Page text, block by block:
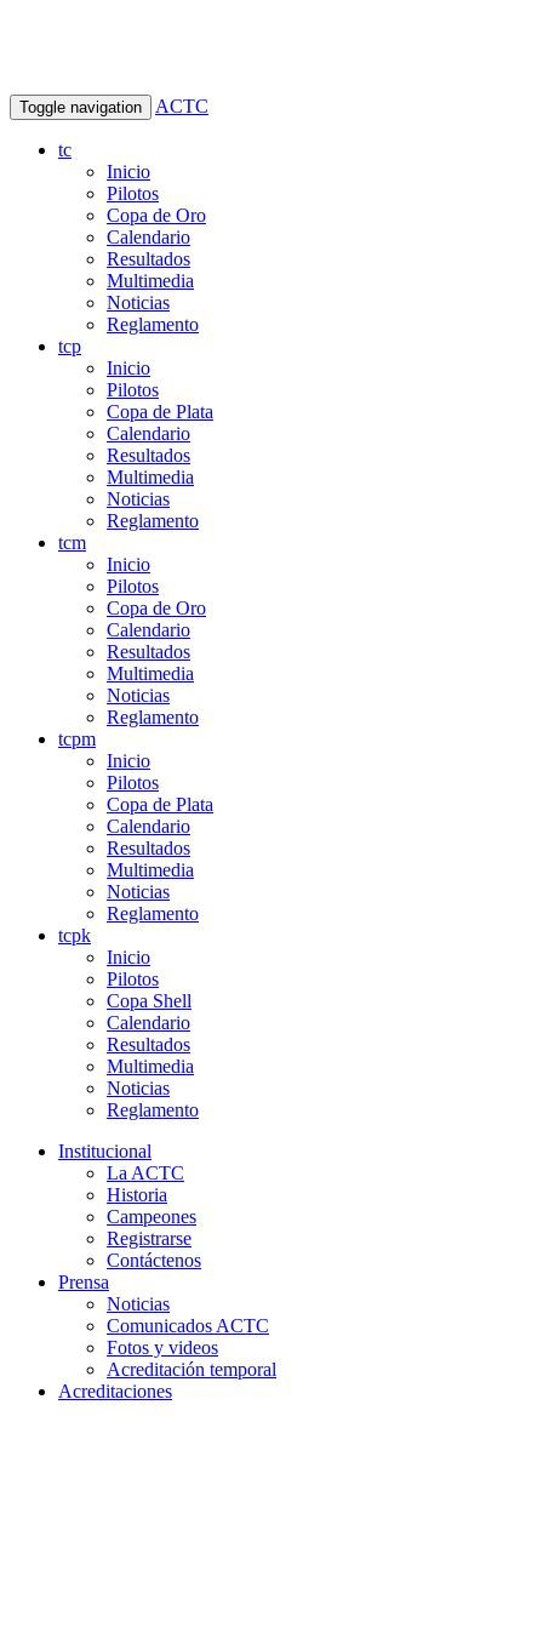
Toggle navigation ACTC
tc
Inicio
Pilotos
Copa de Oro
Calendario
Resultados
Multimedia
Noticias
Reglamento
tcp
Inicio
Pilotos
Copa de Plata
Calendario
Resultados
Multimedia
Noticias
Reglamento
tcm
Inicio
Pilotos
Copa de Oro
Calendario
Resultados
Multimedia
Noticias
Reglamento
tcpm
Inicio
Pilotos
Copa de Plata
Calendario
Resultados
Multimedia
Noticias
Reglamento
tcpk
Inicio
Pilotos
Copa Shell
Calendario
Resultados
Multimedia
Noticias
Reglamento
Institucional
La ACTC
Historia
Campeones
Registrarse
Contáctenos
Prensa
Noticias
Comunicados ACTC
Fotos y videos
Acreditación temporal
Acreditaciones